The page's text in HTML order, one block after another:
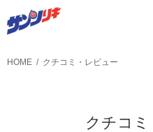
HOME クチコミ・レビュー
クチコ